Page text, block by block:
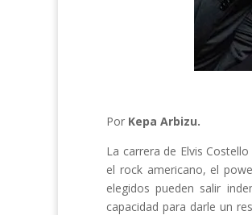
Por Kepa Arbizu.
La carrera de Elvis
el rock americano, el
elegidos pueden salir
capacidad para darle un